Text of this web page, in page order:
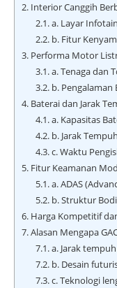
2. Interior Canggih
2.1.a. Layar
2.2.b. Fitur
3. Performa Motor
3.1.a. Tenaga dan
3.2.b. Pengalaman
4. Baterai dan Jarak
4.1.a. Kapasitas
4.2.b. Jarak Tempuh
4.3.c. Waktu
5. Fitur Keamanan
5.1.a. ADAS
5.2.b. Struktur
6. Harga Kompetitif
7.Alasan Mengapa
7.1.a. Jarak
7.2.b. Desain
7.3.c. Teknologi